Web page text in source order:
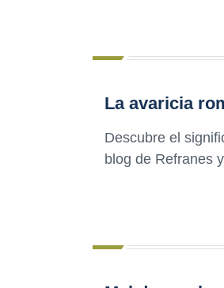
La avaricia
Descubre el
blog de Refranes